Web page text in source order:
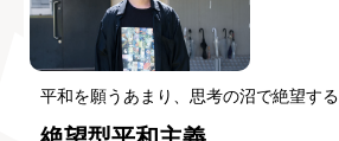
平和を願うあまり、思考の沼で絶望する